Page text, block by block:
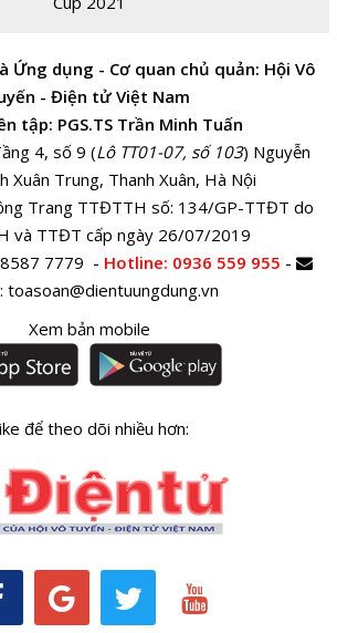
Ứng dụng - Cơ quan chủ quản: Hội Vô
- Điện tử Việt Nam
tập: PGS.TS Trần Minh Tuấn
4, số 9 (Lô TT01-07, số 103) Nguyễn
Xuân Trung, Thanh Xuân, Hà Nội
Trang TTĐTTH số: 134/GP-TTĐT do
và TTĐT cấp ngày 26/07/2019
7779 - Hotline: 0936 559 955 -
toasoan@dientuungdung.vn
Xem bản mobile
để theo dõi nhiều hơn: